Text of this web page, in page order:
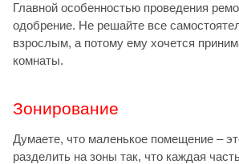
Главной особенностью проведения
одобрение. Не решайте все
взрослым, а потому ему хочется
комнаты.
Зонирование
Думаете, что маленькое помещение –
разделить на зоны так, что каждая